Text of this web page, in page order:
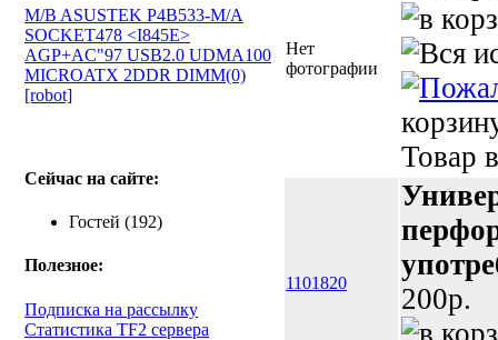
M/B ASUSTEK P4B533-M/A
SOCKET478 <I845E>
AGP+AC"97 USB2.0 UDMA100
MICROATX 2DDR DIMM(0)
[robot]
Сейчас на сайте:
Гостей (192)
Полезное:
Подписка на рассылку
Статистика TF2 сервера
Нет
фотографии
Товар
1101820
200p.